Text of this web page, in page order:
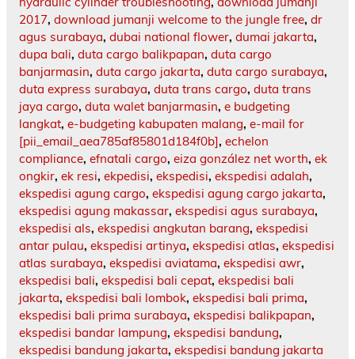
2017, download jumanji welcome to the jungle free, dr
agus surabaya, dubai national flower, dumai jakarta,
dupa bali, duta cargo balikpapan, duta cargo
banjarmasin, duta cargo jakarta, duta cargo surabaya,
duta express surabaya, duta trans cargo, duta trans
jaya cargo, duta walet banjarmasin, e budgeting
langkat, e-budgeting kabupaten malang, e-mail for
[pii_email_aea785af85801d184f0b], echelon
compliance, efnatali cargo, eiza gonzález net worth, ek
ongkir, ek resi, ekpedisi, ekspedisi, ekspedisi adalah,
ekspedisi agung cargo, ekspedisi agung cargo jakarta,
ekspedisi agung makassar, ekspedisi agus surabaya,
ekspedisi als, ekspedisi angkutan barang, ekspedisi
antar pulau, ekspedisi artinya, ekspedisi atlas, ekspedisi
atlas surabaya, ekspedisi aviatama, ekspedisi awr,
ekspedisi bali, ekspedisi bali cepat, ekspedisi bali
jakarta, ekspedisi bali lombok, ekspedisi bali prima,
ekspedisi bali prima surabaya, ekspedisi balikpapan,
ekspedisi bandar lampung, ekspedisi bandung,
ekspedisi bandung jakarta, ekspedisi bandung jakarta